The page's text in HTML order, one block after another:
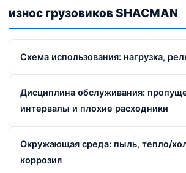
износ грузовиков SHACMAN
Схема использования: нагрузка,
Дисциплина обслуживания:
интервалы и плохие расходники
Окружающая среда: пыль, тепло/
коррозия